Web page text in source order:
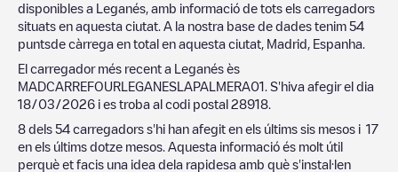
disponibles a Leganés , amb informació de tots els carregadors
situats en aquesta ciutat. A la nostra base de dades tenim 54
puntsde càrrega en total en aquesta ciutat, Madrid Espanha
El carregador més recent a Leganés ès
MADCARREFOURLEGANESLAPALMERA01 . S'hiva afegir el dia
18/03/2026 i es troba al codi postal 28918
8 dels 54 carregadors s'hi han afegit en els últims sis mesos i 17
en els últims dotze mesos. Aquesta informació és molt útil
perquè et facis una idea dela rapidesa amb què s'instal·len